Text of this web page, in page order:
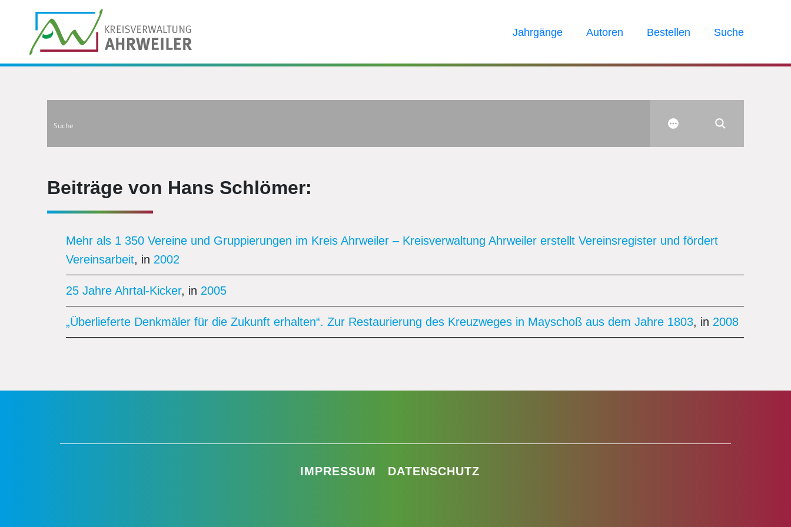
Jahrgänge Autoren Bestellen Suche
Beiträge von Hans Schlömer:
Mehr als 1 350 Vereine und Gruppierungen im Kreis Ahrweiler – Kreisverwaltung Ahrweiler erstellt Vereinsregister und fördert
Vereinsarbeit, in 2002
25 Jahre Ahrtal-Kicker, in 2005
„Überlieferte Denkmäler für die Zukunft erhalten“. Zur Restaurierung des Kreuzweges in Mayschoß aus dem Jahre 1803, in 2008
IMPRESSUM DATENSCHUTZ